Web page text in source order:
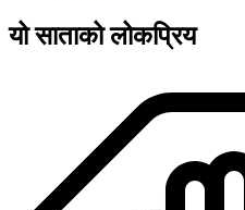
यो साताको लोकप्रिय